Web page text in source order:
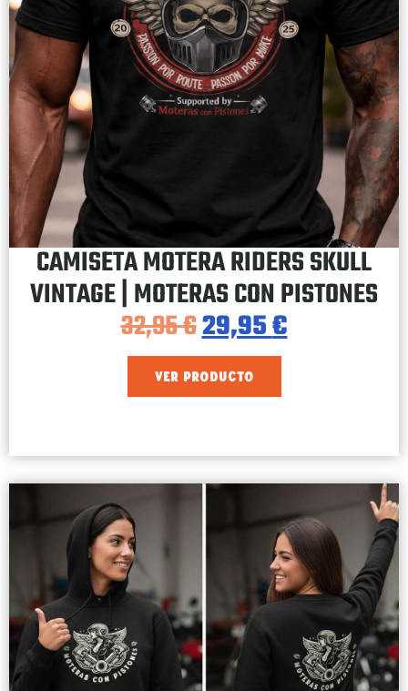
CAMISETA MOTERA RIDERS SKULL
VINTAGE | MOTERAS CON PISTONES
32,95€29,95€
VER PRODUCTO